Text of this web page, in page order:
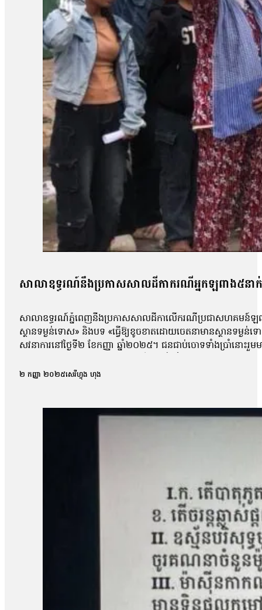
សាលាឧទ្ធរណ៍នឹងប្រកាសសាលដីកាករណីអ្នកឡពាង៥នាក់
សាលាឧទ្ធរណ៍ភ្នំពេញនឹងប្រកាសសាលដីកាលើករណីប្រជាសហគមន៍ឡពា
ស្ថានទម្ងន់ទោស» និងបទ «ធ្វើឱ្យខូចខាតដោយចេតនាមានស្ថាន
សវនាការនៅថ្ងៃទី២ ខែកញ្ញា ឆ្នាំ២០២៥។ ជនជាប់ចោទទាំងប្រ
កាសែតបន្ទាប់ពីលោកចេញពីសវនាការថា តុលាការបានចោទសួរលោក
មុនមកវាមិនសូវរំពឹងប៉ុន្មានទេ អារឿងតុលាការ រឿងយុត្តិធម៌រឿងនេ
សម្ដេចបវធិបតី ហ៊ុន ម៉ាណែត សូមឱ្យគាត់ឡើងថ្មីធ្វើនាយករដ្ឋមន្ត្រីម
បាត់បង់ដីធ្លី»។ រីឯភរិយារបស់លោក ស្ងួន ញឿន គឺអ្នកស្រី អុំ សុភី បានច
ដោយសារតែក្រុមហ៊ុនជាអ្នកបំពានមកលើពួកខ្ញុំ បែរជាពួកគាត់មិនមាន
បំផ្លាញរបស់ទ្រព្យគេទេ»។ អ្នកស្រី អុំ សុភី ថាអ្នកស្រីនឹងប្ដឹងបន្តទ
អង្គការលីកាដូលោក អំ សំអាត មានប្រសាសន៍ថា ករណីដីធ្លីនៅភូមិឡព
តំណាងសហគមន៍ និងសមាជិកសហគមន៍ជាច្រើនត្រូវបានជាប់ពន្ធនា
រឿងនៅសាលាឧទ្ធរណ៍នេះ ពួកគាត់គួរត្រូវបានទទួលការលើកលែងច
ខេត្តកំពង់ឆ្នាំង មានជម្លោះដីធ្លីជាមួយក្រុមហ៊ុន ខេ.ឌី.ស៊ី (KDC) ដែ
ចំនួន១០៨គ្រួសារ។ ពលរដ្ឋដែលរងផលប៉ះពាល់បានតវ៉ាទាមទារ
ចំនួន៥នាក់គឺ លោក សៀង ហេង លោក ម៉ាង យ៉ាវ លោក គុជ…
២ កញ្ញា ២០២៥សេរីហ្វុង ហុង